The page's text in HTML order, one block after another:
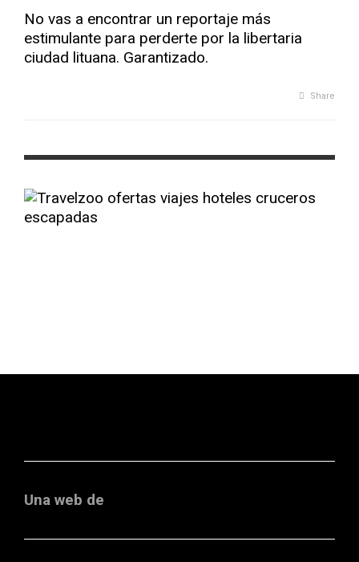
No vas a encontrar un reportaje más
estimulante para perderte por la libertaria
ciudad lituana. Garantizado.
Share
Una web de